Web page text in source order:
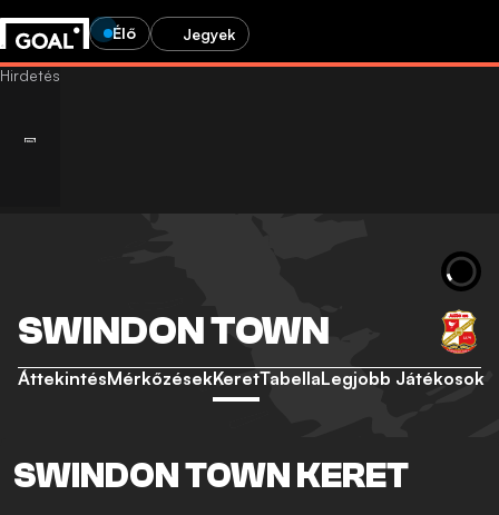
Élő Jegyek
SWINDON TOWN
ÁttekintésMérkőzésekKeretTabellaLegjobb Játékosok
SWINDON TOWN KERET